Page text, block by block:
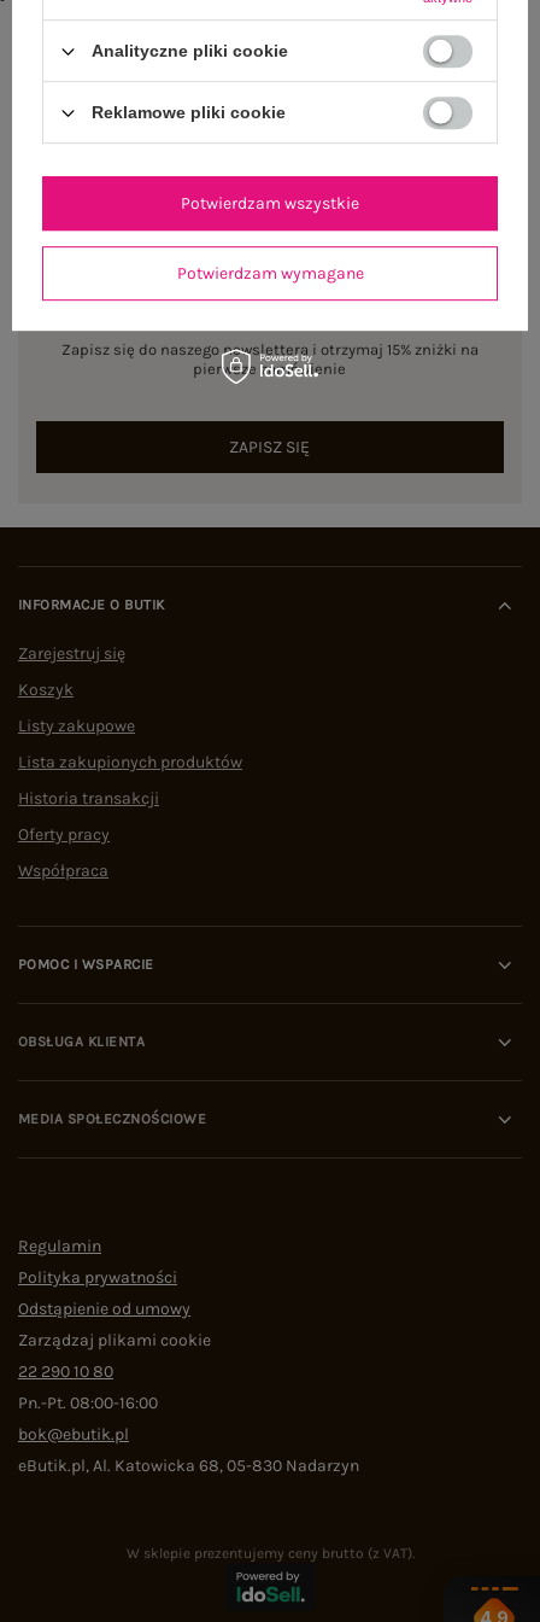
txt_VISCOSE COMFORT#546070#FFFFFF,dół,lewo,col
Rozmiar: One size
Dostępny
NEWSLETTER
Zapisz się do naszego newslettera i otrzymaj 15% zniżki na
pierwsze zamówienie
ZAPISZ SIĘ
INFORMACJE O BUTIK
Zarejestruj się
Koszyk
Listy zakupowe
Lista zakupionych produktów
Historia transakcji
Oferty pracy
Współpraca
POMOC I WSPARCIE
OBSŁUGA KLIENTA
MEDIA SPOŁECZNOŚCIOWE
Regulamin
Polityka prywatności
Odstąpienie od umowy
Zarządzaj plikami cookie
22 290 10 80
Pn.-Pt. 08:00-16:00
bok@ebutik.pl
eButik.pl,Al. Katowicka 68,05-830 Nadarzyn
W sklepie prezentujemy ceny brutto (z VAT).
4.9
Analityczne pliki cookie
Reklamowe pliki cookie
Potwierdzam wymagane
Potwierdzam wszystkie